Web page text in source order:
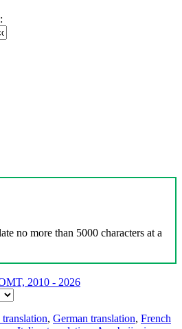
no more than 5000 characters at a
2010 - 2026
translation, German translation, French